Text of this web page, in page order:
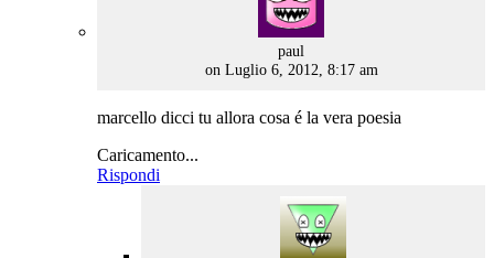
paul
on Luglio 6, 2012, 8:17 am
marcello dicci tu allora cosa é la vera poesia
Caricamento...
Rispondi